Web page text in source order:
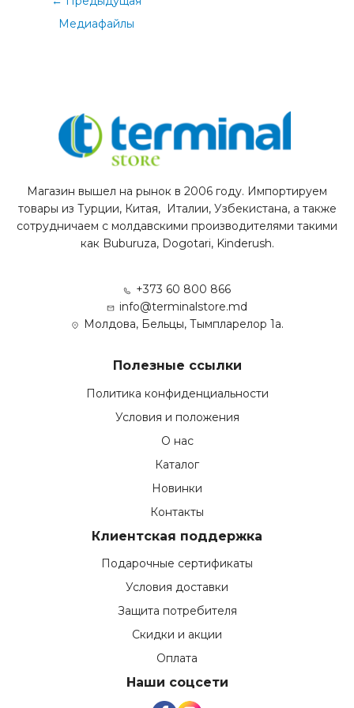
Медиафайлы
Магазин вышел на рынок в 2006 году. Импортируем
товары из Турции, Китая, Италии, Узбекистана, а также
сотрудничаем с молдавскими производителями такими
как Buburuza, Dogotari, Kinderush.
+373 60 800 866
info@terminalstore.md
Молдова, Бельцы, Тымпларелор 1а.
Полезные ссылки
Политика конфиденциальности
Условия и положения
О нас
Каталог
Новинки
Контакты
Клиентская поддержка
Подарочные сертификаты
Условия доставки
Защита потребителя
Скидки и акции
Оплата
Наши соцсети